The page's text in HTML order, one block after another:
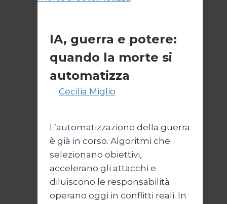
IA, guerra e potere:
quando la morte si
automatizza
Cecilia Miglio
L’automatizzazione della guerra
è già in corso. Algoritmi che
selezionano obiettivi,
accelerano gli attacchi e
diluiscono le responsabilità
operano oggi in conflitti reali. In